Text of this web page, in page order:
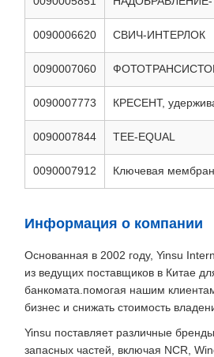
0090006620 СВИЧ-ИНТЕРЛОК
0090007060
0090007773 КРЕСЕНТ,
0090007844 TEE-EQUAL
0090007912 Ключевая
Информация о компании
Основанная в 2002 году, Yinsu
из ведущих поставщиков в Китае
банкомата.помогая нашим
бизнес и снижать стоимость
Yinsu поставляет различные
запасных частей, включая NCR,